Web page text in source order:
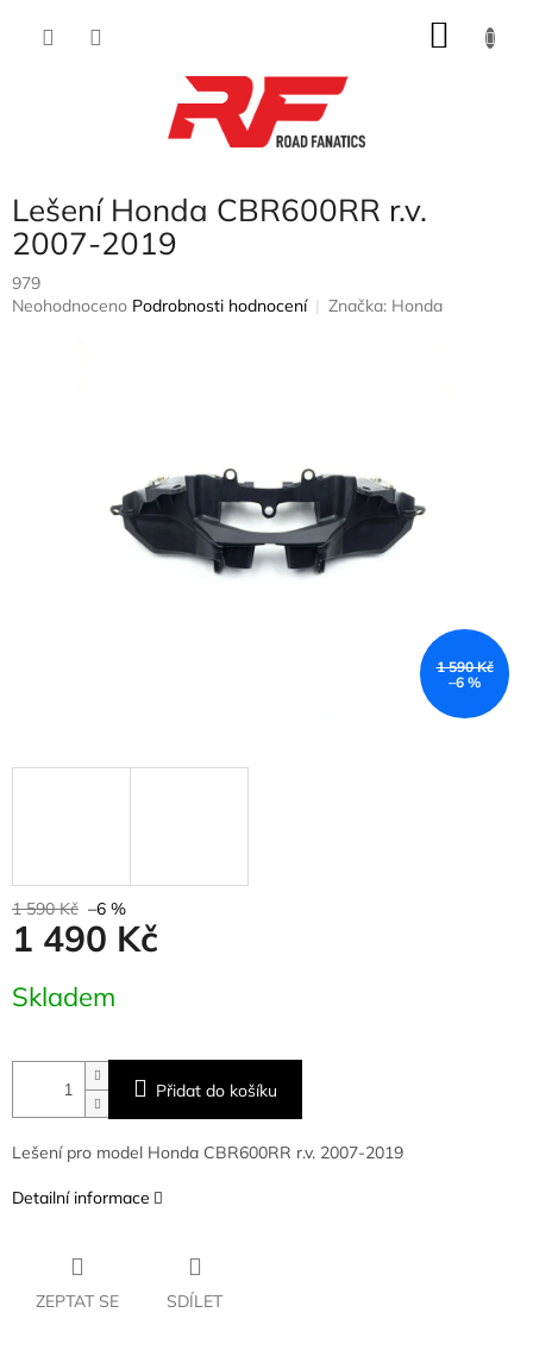
Lešení Honda CBR600RR r.v.
2007-2019
979
Průměrné
Neohodnoceno Podrobnosti hodnocení Značka: Honda
1 590 Kč
–6 %
1 590 Kč –6 %
1 490 Kč
cena:
Skladem
Přidat do košíku
Lešení pro model Honda CBR600RR r.v. 2007-2019
Detailní informace
ZEPTAT SE SDÍLET